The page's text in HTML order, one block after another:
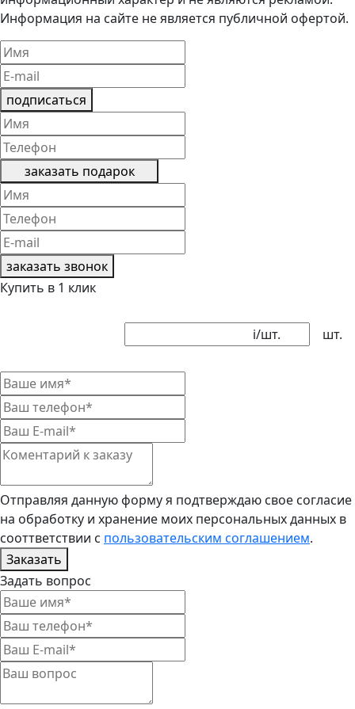
Информация на сайте не является публичной офертой.
подписаться
заказать подарок
заказать звонок
Купить в 1 клик
шт.
i/шт.
Отправляя данную форму я подтверждаю свое согласие
на обработку и хранение моих персональных данных в
сооттветствии с пользовательским соглашением.
Заказать
Задать вопрос